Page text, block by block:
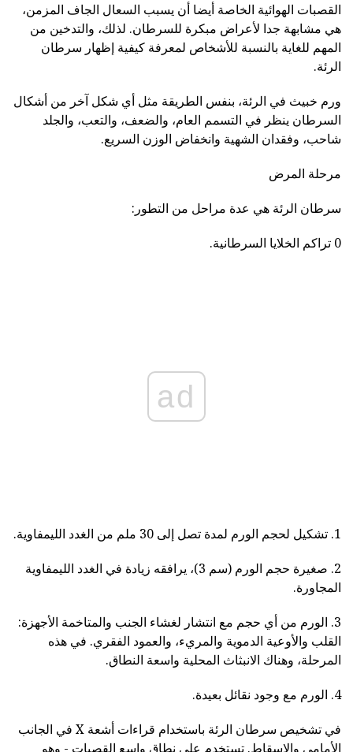
القصبات الهوائية الخاصة أيضا أن يسبب السعال الجاف المزمن،
هي مشابهة جدا لأعراض مبكرة للسرطان. لذلك، والتدخين من
المهم للغاية بالنسبة للأشخاص لمعرفة كيفية إظهار سرطان
الرئة.
ورم خبيث في الرئة، بنفس الطريقة مثل أي شكل آخر من أشكال
السرطان ينظر في التسمم العام، والضعف، والتعب، والجلد
شاحب، وفقدان الشهية وانخفاض الوزن السريع.
مرحلة المرض
سرطان الرئة هي عدة مراحل من التطور:
0 تراكم الخلايا السرطانية.
ad
1. تشكيل لحجم الورم لمدة تصل إلى 30 ملم من الغدد الليمفاوية.
2. صغيرة حجم الورم (سم 3)، يرافقه زيادة في الغدد الليمفاوية
المجاورة.
3. الورم من أي حجم مع انتشار لغشاء الجنب والمتاخمة الأجهزة:
القلب والأوعية الدموية والمريء، والعمود الفقري. في هذه
المرحلة، وهناك الانبثاث المحلية واسعة النطاق.
4. الورم مع وجود نقائل بعيدة.
في تشخيص سرطان الرئة باستخدام قراءات أشعة X في الجانب
الأمامي والإسقاط. تستخدم على نطاق واسع القصبات - وهو